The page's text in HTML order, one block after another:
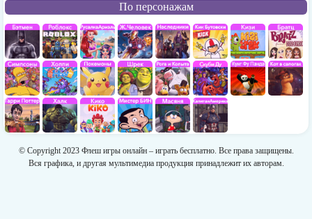
По персонажам
© Copyright 2023 Флеш игры онлайн – играть бесплатно. Все права защищены.
Вся графика, и другая мультимедиа продукция принадлежит их авторам.